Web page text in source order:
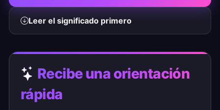
Leer el significado primero
Recibe una orientación
rápida